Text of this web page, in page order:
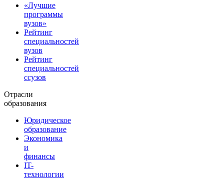
«Лучшие
программы
вузов»
Рейтинг
специальностей
вузов
Рейтинг
специальностей
ссузов
Отрасли
образования
Юридическое
образование
Экономика
и
финансы
IT-
технологии